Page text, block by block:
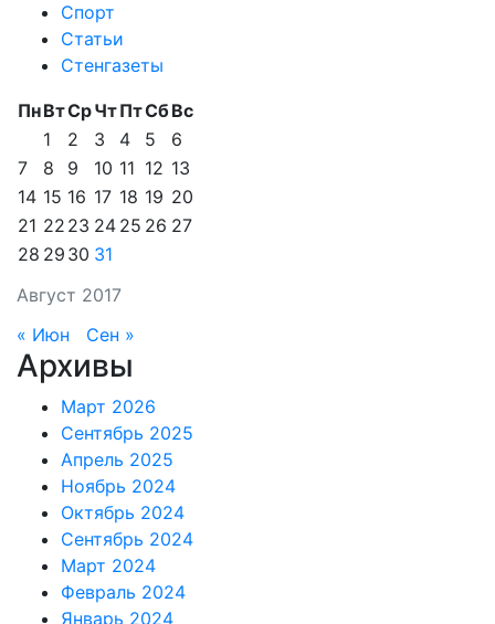
Спорт
Статьи
Стенгазеты
Август 2017
ПнВтСрЧтПтСбВс
1
2 3 4 5
6
7
8 9 10 11 12 13
14 15 16 17 18 19 20
21 22 23 24 25 26 27
28 29 30 31
« Июн Сен »
Архивы
Март 2026
Сентябрь 2025
Апрель 2025
Ноябрь 2024
Октябрь 2024
Сентябрь 2024
Март 2024
Февраль 2024
Январь 2024